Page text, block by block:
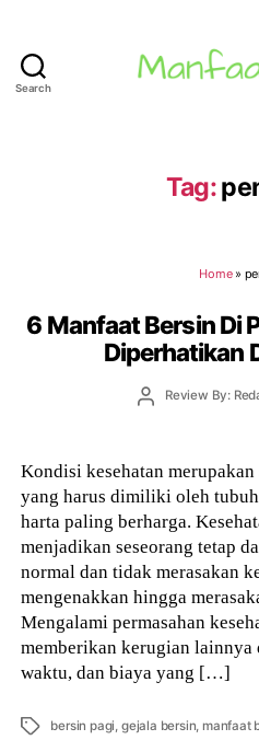
Search
Tag:
Home»
6 Manfaat Bersin Di
Diperhatikan
PostReview By:
Kondisi kesehatan
yang harus dimiliki oleh
harta paling berharga.
menjadikan seseorang tetap
normal dan tidak merasakan
mengenakkan hingga
Mengalami permasahan
memberikan kerugian lainnya
waktu, dan biaya yang […]
Tags bersin pagi, gejala bersin, manfaat